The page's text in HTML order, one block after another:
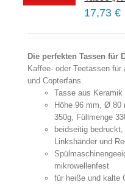
17,73€
Die perfekten Tassen für
Kaffee- oder Teetassen für
und Copterfans.
Tasse aus Keramik
Höhe 96 mm, Ø 80
350g, Füllmenge
beidseitig
Linkshänder und
mikrowellenfest
für heiße und kalte